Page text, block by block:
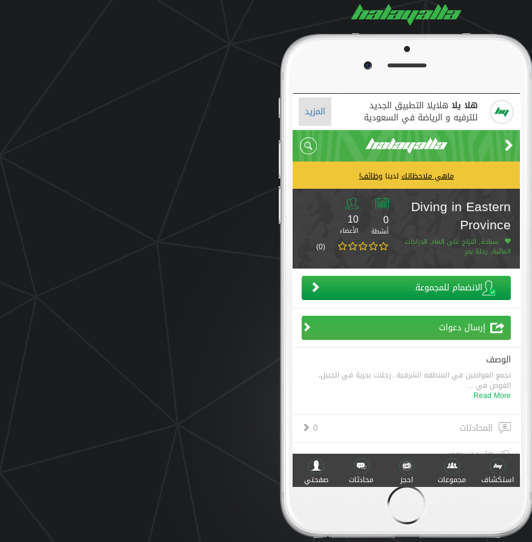
هلا يلا هلايلا التطبيق الجديد
للترفيه و الرياضة في السعودية المزيد
ماهي ملاحظاتكلديناوظائف!
Diving in Eastern
Province
سباحة, التزلج على الماء, الدراجات
المائية, رحلة بحر
0
أنشطة
10
الأعضاء
(0)
الانضمام للمجموعة.
إرسال دعوات
الوصف
تجمع الغواصين في المنطقه الشرقية...رحلات بحرية في الجبيل،
الغوص في ...
Read More
المحادثات
0
الأعضاء (10)
أنشطة
v.1.0
استكشاف مجموعات احجز محادثات صفحتي